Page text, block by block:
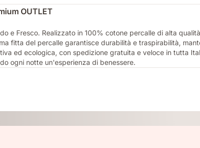
OUTLET
e Fresco. Realizzato in 100% cotone percalle di alta
fitta del percalle garantisce durabilità e traspirabilità,
ed ecologica, con spedizione gratuita e veloce in tutta
ogni notte un'esperienza di benessere.